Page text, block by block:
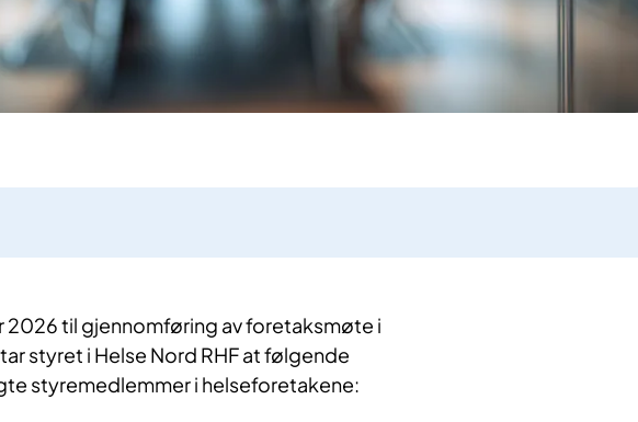
2026 til gjennomføring av foretaksmøte i
styret i Helse Nord RHF at følgende
styremedlemmer i helseforetakene: